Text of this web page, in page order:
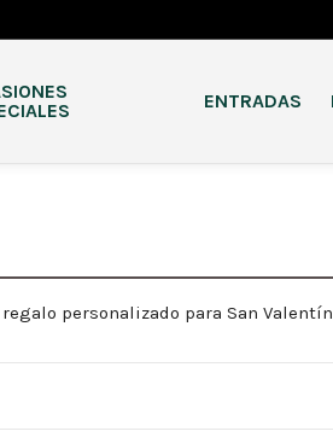
ENTRADAS
personalizado para San